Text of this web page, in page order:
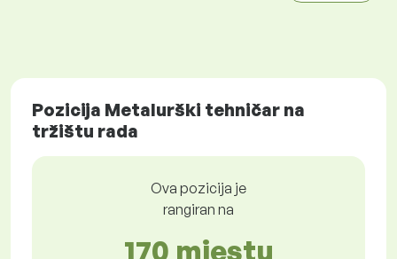
Pozicija Metalurški tehničar na
tržištu rada
Ova pozicija je
rangiran na
170 mjestu